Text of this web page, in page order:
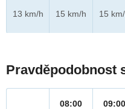
13 km/h
15 km/h
15
Pravděpodobnost
08:00
09:00